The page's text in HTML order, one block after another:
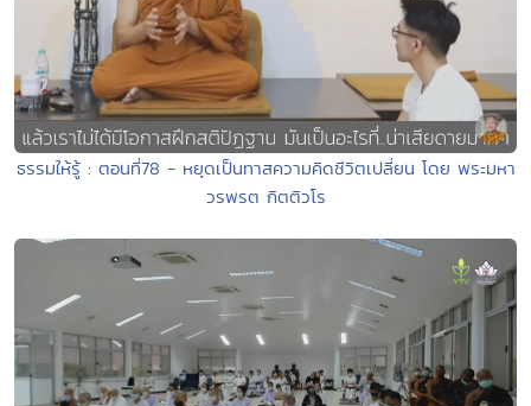
ธรรมให้รู้ : ตอนที่78 - หยุดเป็นทาสความคิดชีวิตเปลี่ยน โดย พระมหา
วรพรต กิตติวโร